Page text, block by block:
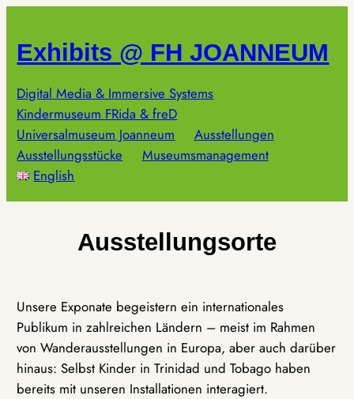
springen
Exhibits @ FH JOANNEUM
Digital Media & Immersive Systems
Kindermuseum FRida & freD
Universalmuseum Joanneum
Ausstellungen
Ausstellungsstücke
Museumsmanagement
English
Ausstellungsorte
Unsere Exponate begeistern ein internationales
Publikum in zahlreichen Ländern – meist im Rahmen
von Wanderausstellungen in Europa, aber auch darüber
hinaus: Selbst Kinder in Trinidad und Tobago haben
bereits mit unseren Installationen interagiert.